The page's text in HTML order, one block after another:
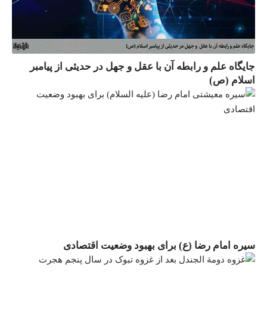
جایگاه علم و رابطه آن با عقل و جهل در حدیثی از پیامبر
اسلام (ص)
سیره امام رضا (ع) برای بهبود وضعیت اقتصادی